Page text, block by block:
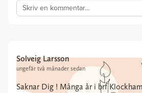
Skriv en kommentar…
Solveig Larsson
ungefär två månader sedan
Saknar Dig ! Många år i brf